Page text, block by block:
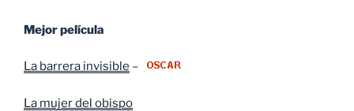
Mejor película
La barrera invisible –
La mujer del obispo